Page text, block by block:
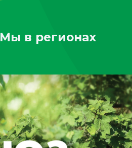
Мы в регионах